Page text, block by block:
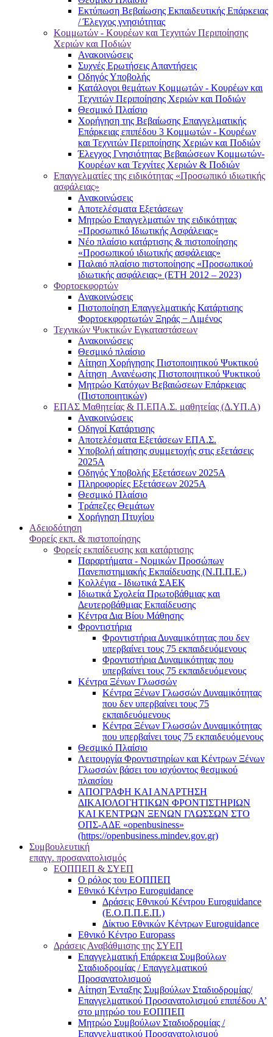
Εκτύπωση Βεβαίωσης Εκπαιδευτικής Επάρκειας
/ Έλεγχος γνησιότητας
Κομμωτών - Κουρέων και Τεχνιτών Περιποίησης
Χεριών και Ποδιών
Ανακοινώσεις
Συχνές Ερωτήσεις Απαντήσεις
Οδηγός Υποβολής
Κατάλογοι θεμάτων Κομμωτών - Κουρέων και
Τεχνιτών Περιποίησης Χεριών και Ποδιών
Θεσμικό Πλαίσιο
Χορήγηση της Βεβαίωσης Επαγγελματικής
Επάρκειας επιπέδου 3 Κομμωτών - Κουρέων
και Τεχνιτών Περιποίησης Χεριών και Ποδιών
Έλεγχος Γνησιότητας Βεβαιώσεων Κομμωτών-
Κουρέων και Τεχνίτες Χεριών & Ποδιών
Επαγγελματίες της ειδικότητας «Προσωπικό ιδιωτικής
ασφάλειας»
Ανακοινώσεις
Αποτελέσματα Εξετάσεων
Μητρώο Επαγγελματιών της ειδικότητας
«Προσωπικό Ιδιωτικής Ασφάλειας»
Νέο πλαίσιο κατάρτισης & πιστοποίησης
«Προσωπικού ιδιωτικής ασφάλειας»
Παλαιό πλαίσιο πιστοποίησης «Προσωπικού
ιδιωτικής ασφάλειας» (ΕΤΗ 2012 – 2023)
Φορτοεκφορτών
Ανακοινώσεις
Πιστοποίηση Επαγγελματικής Κατάρτισης
Φορτοεκφορτωτών Ξηράς − Λιμένος
Τεχνικών Ψυκτικών Εγκαταστάσεων
Ανακοινώσεις
Θεσμικό πλαίσιο
Αίτηση Χορήγησης Πιστοποιητικού Ψυκτικού
Αίτηση Ανανέωσης Πιστοποιητικού Ψυκτικού
Μητρώο Κατόχων Βεβαιώσεων Επάρκειας
(Πιστοποιητικών)
ΕΠΑΣ Μαθητείας & Π.ΕΠΑ.Σ. μαθητείας (Δ.ΥΠ.Α)
Ανακοινώσεις
Oδηγοί Κατάρτισης
Αποτελέσματα Εξετάσεων ΕΠΑ.Σ.
Υποβολή αίτησης συμμετοχής στις εξετάσεις
2025Α
Οδηγός Υποβολής Εξετάσεων 2025A
Πληροφορίες Εξετάσεων 2025Α
Θεσμικό Πλαίσιο
Τράπεζες Θεμάτων
Χορήγηση Πτυχίου
Αδειοδότηση
Φορείς εκπ. & πιστοποίησης
Φορείς εκπαίδευσης και κατάρτισης
Παραρτήματα - Νομικών Προσώπων
Πανεπιστημιακής Εκπαίδευσης (Ν.Π.Π.Ε.)
Κολλέγια - Ιδιωτικά ΣΑΕΚ
Ιδιωτικά Σχολεία Πρωτοβάθμιας και
Δευτεροβάθμιας Εκπαίδευσης
Κέντρα Δια Βίου Μάθησης
Φροντιστήρια
Φροντιστήρια Δυναμικότητας που δεν
υπερβαίνει τους 75 εκπαιδευόμενους
Φροντιστήρια Δυναμικότητας που
υπερβαίνει τους 75 εκπαιδευόμενους
Κέντρα Ξένων Γλωσσών
Kέντρα Ξένων Γλωσσών Δυναμικότητας
που δεν υπερβαίνει τους 75
εκπαιδευόμενους
Kέντρα Ξένων Γλωσσών Δυναμικότητας
που υπερβαίνει τους 75 εκπαιδευόμενους
Θεσμικό Πλαίσιο
Λειτουργία Φροντιστηρίων και Κέντρων Ξένων
Γλωσσών βάσει του ισχύοντος θεσμικού
πλαισίου
ΑΠΟΓΡΑΦΗ ΚΑΙ ΑΝΑΡΤΗΣΗ
ΔΙΚΑΙΟΛΟΓΗΤΙΚΩΝ ΦΡΟΝΤΙΣΤΗΡΙΩΝ
ΚΑΙ ΚΕΝΤΡΩΝ ΞΕΝΩΝ ΓΛΩΣΣΩΝ ΣΤΟ
ΟΠΣ-ΑΔΕ «openbusiness»
(https://openbusiness.mindev.gov.gr)
Συμβουλευτική
επαγγ. προσανατολισμός
ΕΟΠΠΕΠ & ΣΥΕΠ
Ο ρόλος του ΕΟΠΠΕΠ
Εθνικό Κέντρο Euroguidance
Δράσεις Εθνικού Κέντρου Euroguidance
(Ε.Ο.Π.Π.Ε.Π.)
Δίκτυο Εθνικών Κέντρων Euroguidance
Εθνικό Κέντρο Europass
Δράσεις Αναβάθμισης της ΣΥΕΠ
Επαγγελματική Επάρκεια Συμβούλων
Σταδιοδρομίας / Επαγγελματικού
Προσανατολισμού
Αίτηση Ένταξης Συμβούλων Σταδιοδρομίας/
Επαγγελματικού Προσανατολισμού επιπέδου Α’
στο μητρώο του ΕΟΠΠΕΠ
Μητρώο Συμβούλων Σταδιοδρομίας /
Επαγγελματικού Προσανατολισμού